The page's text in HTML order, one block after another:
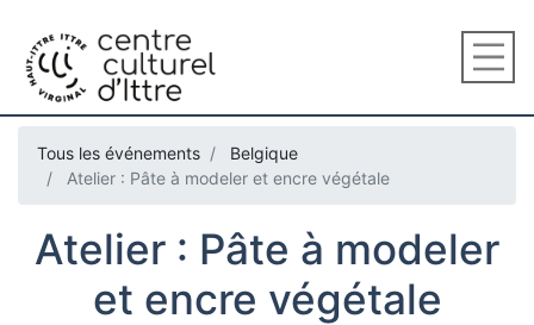
Tous les événements
Belgique
Atelier : Pâte à modeler et encre végétale
Atelier : Pâte à modeler
et encre végétale